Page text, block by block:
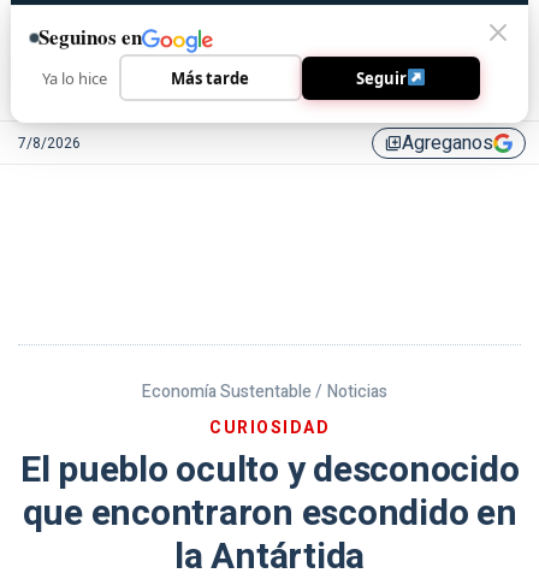
7/8/2026 library_addAgreganos
Economía Sustentable / Noticias
CURIOSIDAD
El pueblo oculto y desconocido
que encontraron escondido en
la Antártida
Seguinos en
Ya lo hice Más tarde Seguir